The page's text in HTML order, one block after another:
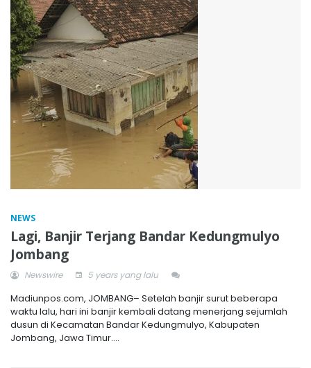
NEWS
Lagi, Banjir Terjang Bandar Kedungmulyo
Jombang
Newswire 5 years yang lalu
Madiunpos.com, JOMBANG– Setelah banjir surut beberapa
waktu lalu, hari ini banjir kembali datang menerjang sejumlah
dusun di Kecamatan Bandar Kedungmulyo, Kabupaten
Jombang, Jawa Timur....